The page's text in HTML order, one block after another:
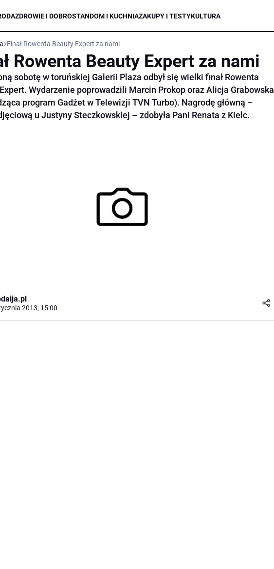
ZDROWIE I DOBROSTANDOM I KUCHNIAZAKUPY I TESTYKULTURA
Finał Rowenta Beauty Expert za nami
Rowenta Beauty Expert za nami
sobotę w toruńskiej Galerii Plaza odbył się wielki finał Rowenta
Wydarzenie poprowadzili Marcin Prokop oraz Alicja Grabowska
program Gadżet w Telewizji TVN Turbo). Nagrodę główną –
u Justyny Steczkowskiej – zdobyła Pani Renata z Kielc.
2013, 15:00